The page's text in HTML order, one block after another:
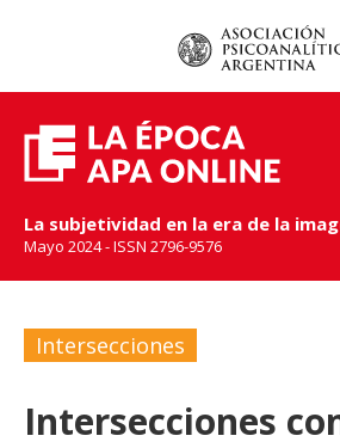
La subjetividad en la era de la
Mayo 2024 - ISSN 2796-9576
Intersecciones
Intersecciones